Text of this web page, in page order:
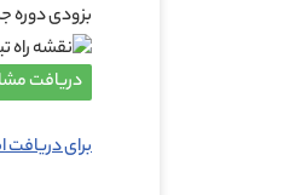
بزودی دوره جدید فول
دریافت
برای